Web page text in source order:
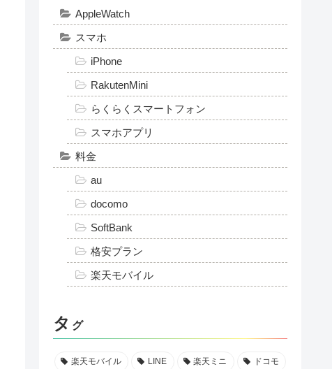
AppleWatch
スマホ
iPhone
RakutenMini
らくらくスマートフォン
スマホアプリ
料金
au
docomo
SoftBank
格安プラン
楽天モバイル
タ グ
楽天モバイル LINE 楽天ミニ ドコモ